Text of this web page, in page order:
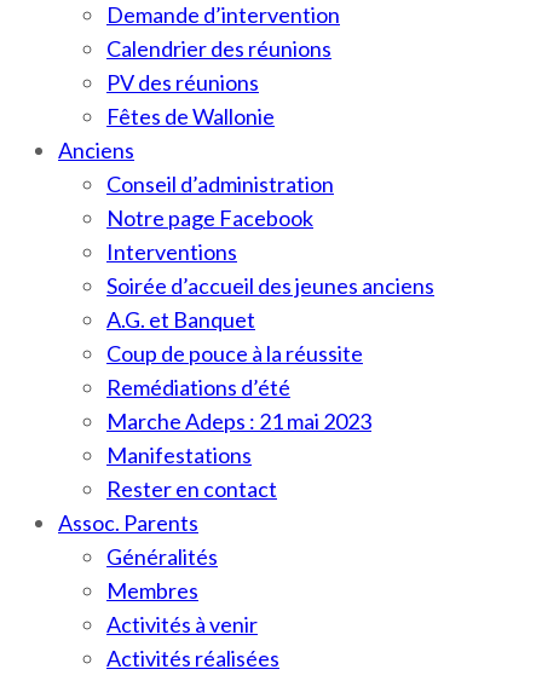
Demande d’intervention
Calendrier des réunions
PV des réunions
Fêtes de Wallonie
Anciens
Conseil d’administration
Notre page Facebook
Interventions
Soirée d’accueil des jeunes anciens
A.G. et Banquet
Coup de pouce à la réussite
Remédiations d’été
Marche Adeps : 21 mai 2023
Manifestations
Rester en contact
Assoc. Parents
Généralités
Membres
Activités à venir
Activités réalisées